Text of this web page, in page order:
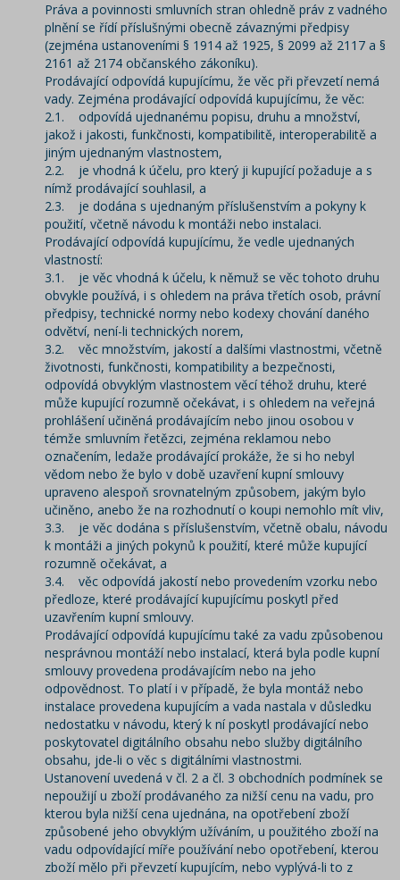
Práva a povinnosti smluvních stran ohledně práv z vadného
plnění se řídí příslušnými obecně závaznými předpisy
(zejména ustanoveními § 1914 až 1925, § 2099 až 2117 a §
2161 až 2174 občanského zákoníku).
Prodávající odpovídá kupujícímu, že věc při převzetí nemá
vady. Zejména prodávající odpovídá kupujícímu, že věc:
2.1. odpovídá ujednanému popisu, druhu a množství,
jakož i jakosti, funkčnosti, kompatibilitě, interoperabilitě a
jiným ujednaným vlastnostem,
2.2. je vhodná k účelu, pro který ji kupující požaduje a s
nímž prodávající souhlasil, a
2.3. je dodána s ujednaným příslušenstvím a pokyny k
použití, včetně návodu k montáži nebo instalaci.
Prodávající odpovídá kupujícímu, že vedle ujednaných
vlastností:
3.1. je věc vhodná k účelu, k němuž se věc tohoto druhu
obvykle používá, i s ohledem na práva třetích osob, právní
předpisy, technické normy nebo kodexy chování daného
odvětví, není-li technických norem,
3.2. věc množstvím, jakostí a dalšími vlastnostmi, včetně
životnosti, funkčnosti, kompatibility a bezpečnosti,
odpovídá obvyklým vlastnostem věcí téhož druhu, které
může kupující rozumně očekávat, i s ohledem na veřejná
prohlášení učiněná prodávajícím nebo jinou osobou v
témže smluvním řetězci, zejména reklamou nebo
označením, ledaže prodávající prokáže, že si ho nebyl
vědom nebo že bylo v době uzavření kupní smlouvy
upraveno alespoň srovnatelným způsobem, jakým bylo
učiněno, anebo že na rozhodnutí o koupi nemohlo mít vliv,
3.3. je věc dodána s příslušenstvím, včetně obalu, návodu
k montáži a jiných pokynů k použití, které může kupující
rozumně očekávat, a
3.4. věc odpovídá jakostí nebo provedením vzorku nebo
předloze, které prodávající kupujícímu poskytl před
uzavřením kupní smlouvy.
Prodávající odpovídá kupujícímu také za vadu způsobenou
nesprávnou montáží nebo instalací, která byla podle kupní
smlouvy provedena prodávajícím nebo na jeho
odpovědnost. To platí i v případě, že byla montáž nebo
instalace provedena kupujícím a vada nastala v důsledku
nedostatku v návodu, který k ní poskytl prodávající nebo
poskytovatel digitálního obsahu nebo služby digitálního
obsahu, jde-li o věc s digitálními vlastnostmi.
Ustanovení uvedená v čl. 2 a čl. 3 obchodních podmínek se
nepoužijí u zboží prodávaného za nižší cenu na vadu, pro
kterou byla nižší cena ujednána, na opotřebení zboží
způsobené jeho obvyklým užíváním, u použitého zboží na
vadu odpovídající míře používání nebo opotřebení, kterou
zboží mělo při převzetí kupujícím, nebo vyplývá-li to z